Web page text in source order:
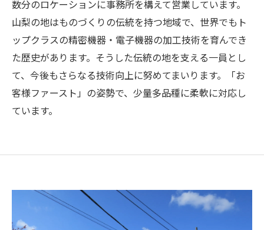
数分のロケーションに事務所を構えて営業しています。
山梨の地はものづくりの伝統を持つ地域で、世界でもト
ップクラスの精密機器・電子機器の加工技術を育んでき
た歴史があります。そうした伝統の地を支える一員とし
て、今後もさらなる技術向上に努めてまいります。「お
客様ファースト」の姿勢で、少量多品種に柔軟に対応し
ています。